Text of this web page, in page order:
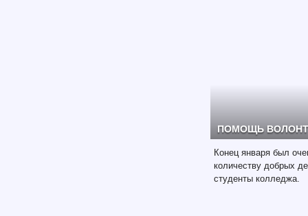
ПОМОЩЬ
Конец января был
количеству добрых
студенты колледжа.